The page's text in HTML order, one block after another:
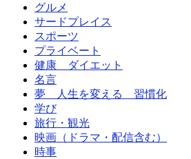
グルメ
サードプレイス
スポーツ
プライベート
健康 ダイエット
名言
夢 人生を変える 習慣化
学び
旅行・観光
映画（ドラマ・配信含む）
時事